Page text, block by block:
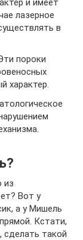
лазерное
в
пороки
характер.
из
Вот у
а у Мишель
Кстати,
сделать такой